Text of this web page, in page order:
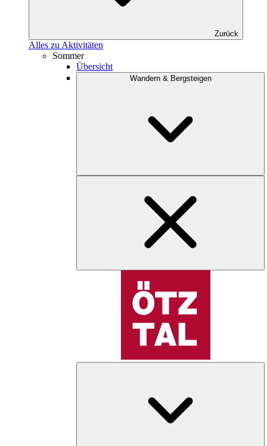
Zurück
Alles zu Aktivitäten
Sommer
Übersicht
Wandern & Bergsteigen